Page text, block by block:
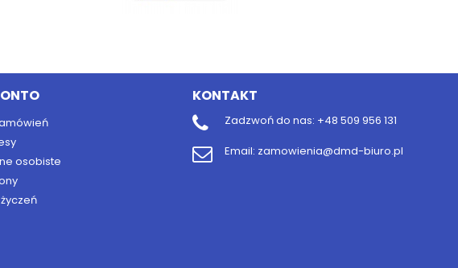
osobiste
KONTAKT
Zadzwoń do nas: +48 509 956 131
Email: zamowienia@dmd-biuro.pl